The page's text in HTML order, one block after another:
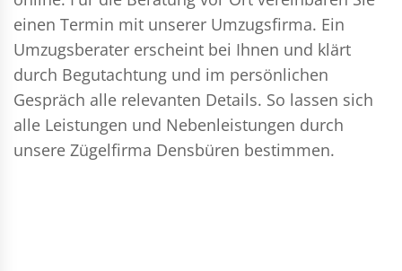
einen Termin mit unserer Umzugsfirma. Ein
Umzugsberater erscheint bei Ihnen und klärt
durch Begutachtung und im persönlichen
Gespräch alle relevanten Details. So lassen sich
alle Leistungen und Nebenleistungen durch
unsere Zügelfirma Densbüren bestimmen.